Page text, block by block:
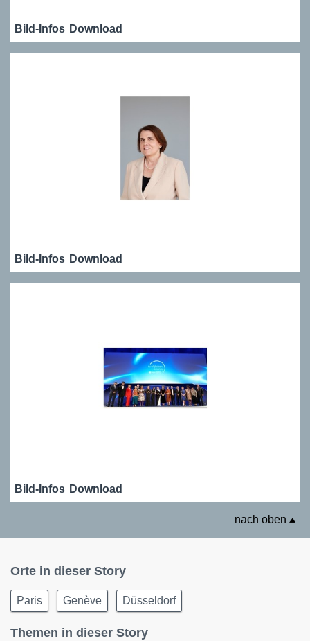
Bild-Infos Download
Bild-Infos Download
Bild-Infos Download
nach oben
Orte in dieser Story
Paris Genève Düsseldorf
Themen in dieser Story